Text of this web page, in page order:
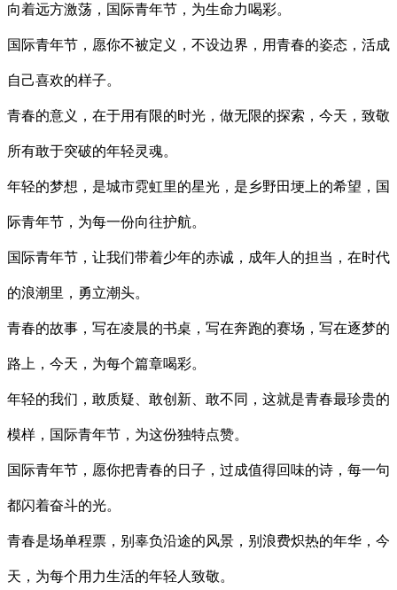
向着远方激荡，国际青年节，为生命力喝彩。
国际青年节，愿你不被定义，不设边界，用青春的姿态，活成
自己喜欢的样子。
青春的意义，在于用有限的时光，做无限的探索，今天，致敬
所有敢于突破的年轻灵魂。
年轻的梦想，是城市霓虹里的星光，是乡野田埂上的希望，国
际青年节，为每一份向往护航。
国际青年节，让我们带着少年的赤诚，成年人的担当，在时代
的浪潮里，勇立潮头。
青春的故事，写在凌晨的书桌，写在奔跑的赛场，写在逐梦的
路上，今天，为每个篇章喝彩。
年轻的我们，敢质疑、敢创新、敢不同，这就是青春最珍贵的
模样，国际青年节，为这份独特点赞。
国际青年节，愿你把青春的日子，过成值得回味的诗，每一句
都闪着奋斗的光。
青春是场单程票，别辜负沿途的风景，别浪费炽热的年华，今
天，为每个用力生活的年轻人致敬。